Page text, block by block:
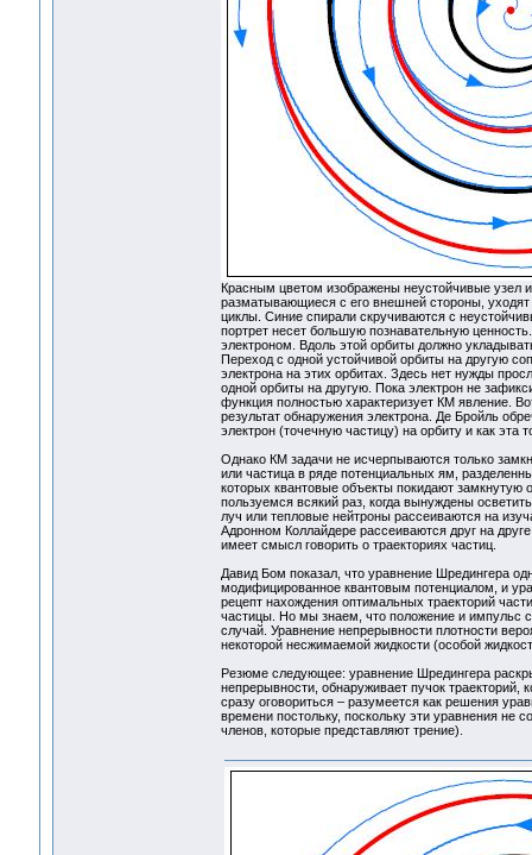
Красным цветом изображены неустойчивые узел
разматывающиеся с его внешней стороны,
циклы. Синие спирали скручиваются с
портрет несет большую познавательную
электроном. Вдоль этой орбиты должно
Переход с одной устойчивой орбиты на другую
электрона на этих орбитах. Здесь нет нужды
одной орбиты на другую. Пока электрон не
функция полностью характеризует КМ явление.
результат обнаружения электрона. Де Бройль
электрон (точечную частицу) на орбиту и как эта
Однако КМ задачи не исчерпываются только
или частица в ряде потенциальных ям,
которых квантовые объекты покидают
пользуемся всякий раз, когда вынуждены
луч или тепловые нейтроны рассеиваются на
Адронном Коллайдере рассеиваются друг на
имеет смысл говорить о траекториях частиц.
Давид Бом показал, что уравнение Шредингера
модифицированное квантовым потенциалом, и
рецепт нахождения оптимальных траекторий
частицы. Но мы знаем, что положение и импульс
случай. Уравнение непрерывности плотности
некоторой несжимаемой жидкости (особой
Резюме следующее: уравнение Шредингера
непрерывности, обнаруживает пучок
сразу оговориться – разумеется как решения
времени постольку, поскольку эти уравнения
членов, которые представляют трение).